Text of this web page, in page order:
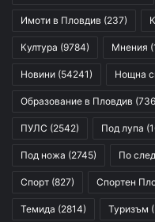
Имоти в Пловдив (237)
Култура (9784) Мнения
Новини (54241) Нощна
Образование в Пловдив
ПУЛС (2542) Под лупа
Под ножа (2745) По
Спорт (827) Спортен
Темида (2814) Туризъм